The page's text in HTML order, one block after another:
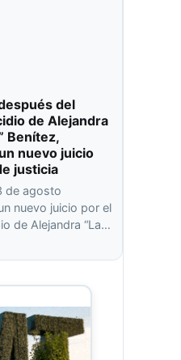
del
de Alejandra
Benítez,
nuevo juicio
justicia
de agosto
nuevo juicio por el
de Alejandra “La…